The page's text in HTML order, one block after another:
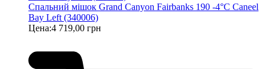
Спальний мішок Grand Canyon Fairbanks 190 -4°C Caneel
Bay Left (340006)
Цена:4 719,00 грн